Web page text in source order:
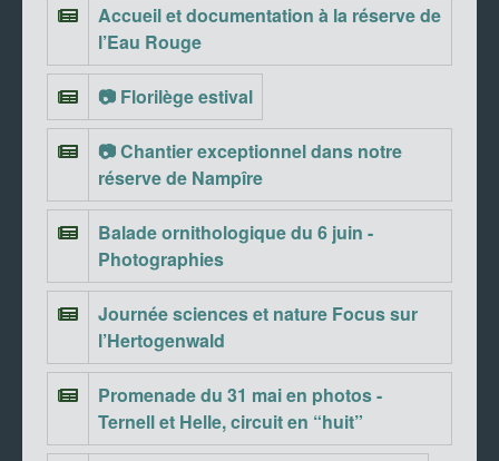
Accueil et documentation à la réserve de
l’Eau Rouge
📷 Florilège estival
📷 Chantier exceptionnel dans notre
réserve de Nampîre
Balade ornithologique du 6 juin -
Photographies
Journée sciences et nature Focus sur
l’Hertogenwald
Promenade du 31 mai en photos -
Ternell et Helle, circuit en “huit”